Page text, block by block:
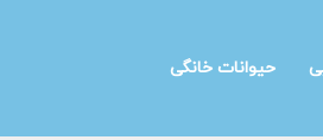
حیوانات خانگی